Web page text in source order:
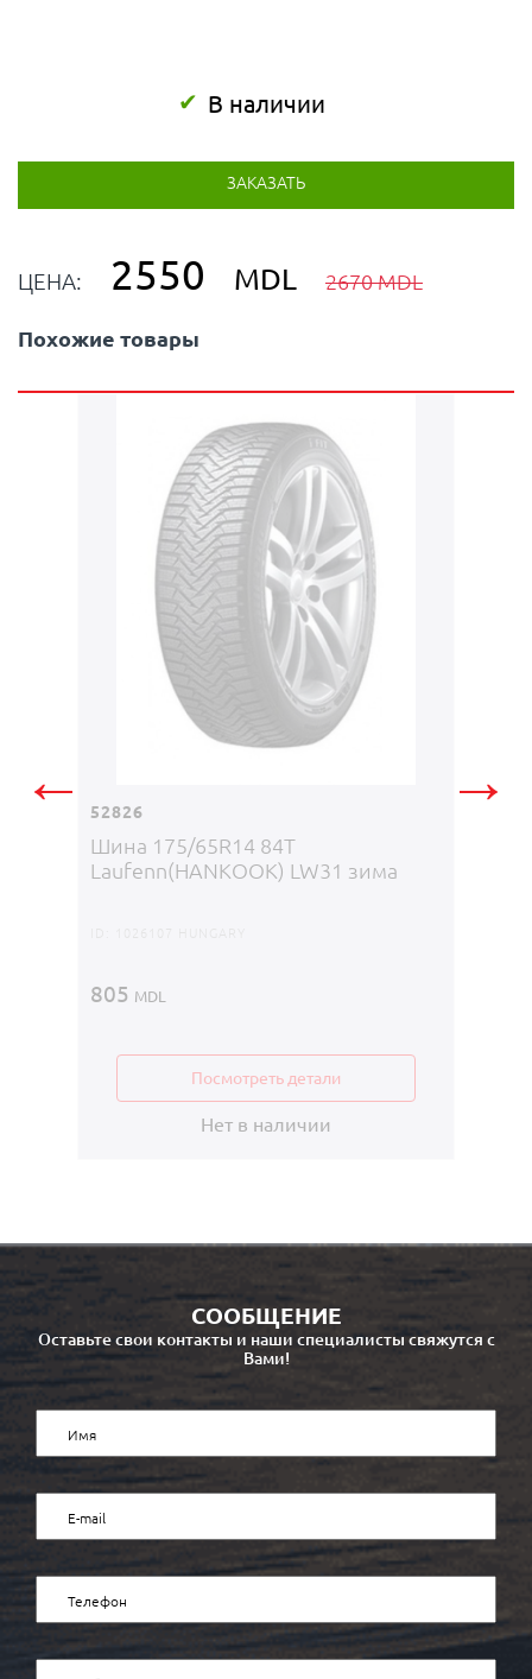
В наличии
ЗАКАЗАТЬ
ЦЕНА: 2550 MDL 2670 MDL
Похожие товары
← 52826
Шина 175/65R14 84Т
Laufenn(HANKOOK) LW31 зима
805 MDL
Посмотреть детали
Нет в наличии
→
СООБЩЕНИЕ
Оставьте свои контакты и наши специалисты свяжутся с
Вами!